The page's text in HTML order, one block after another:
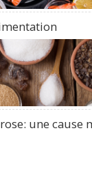
une cause